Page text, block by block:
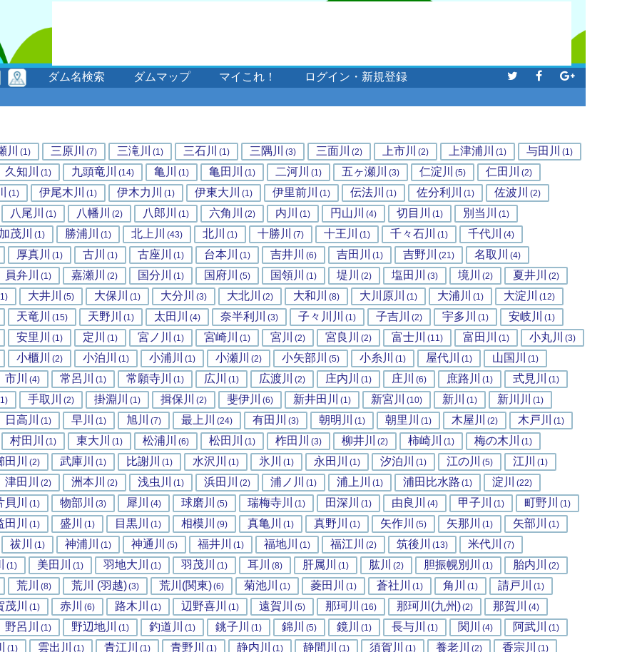
ダム名検索 ダムマップ マイこれ！ ログイン・新規登録
川 (1) 三原川 (7) 三滝川 (1) 三石川 (1) 三隅川 (3) 三面川 (2) 上市川 (2) 上津浦川 (1) 与田川 (1)
久知川 (1) 九頭竜川 (14) 亀川 (1) 亀田川 (1) 二河川 (1) 五ヶ瀬川 (3) 仁淀川 (5) 仁田川 (2)
(1) 伊尾木川 (1) 伊木力川 (1) 伊東大川 (1) 伊里前川 (1) 伝法川 (1) 佐分利川 (1) 佐波川 (2)
八尾川 (1) 八幡川 (2) 八郎川 (1) 六角川 (2) 内川 (1) 円山川 (4) 切目川 (1) 別当川 (1)
加茂川 (1) 勝浦川 (1) 北上川 (43) 北川 (1) 十勝川 (7) 十王川 (1) 千々石川 (1) 千代川 (4)
厚真川 (1) 古川 (1) 古座川 (1) 台本川 (1) 吉井川 (6) 吉田川 (1) 吉野川 (21) 名取川 (4)
員弁川 (1) 嘉瀬川 (2) 国分川 (1) 国府川 (5) 国領川 (1) 堤川 (2) 塩田川 (3) 境川 (2) 夏井川 (2)
大井川 (5) 大保川 (1) 大分川 (3) 大北川 (2) 大和川 (8) 大川原川 (1) 大浦川 (1) 大淀川 (12)
天竜川 (15) 天野川 (1) 太田川 (4) 奈半利川 (3) 子々川川 (1) 子吉川 (2) 宇多川 (1) 安岐川 (1)
安里川 (1) 定川 (1) 宮ノ川 (1) 宮崎川 (1) 宮川 (2) 宮良川 (2) 富士川 (11) 富田川 (1) 小丸川 (3)
小櫃川 (2) 小泊川 (1) 小浦川 (1) 小瀬川 (2) 小矢部川 (5) 小糸川 (1) 屋代川 (1) 山国川 (1)
市川 (4) 常呂川 (1) 常願寺川 (1) 広川 (1) 広渡川 (2) 庄内川 (1) 庄川 (6) 庶路川 (1) 式見川 (1)
手取川 (2) 掛淵川 (1) 揖保川 (2) 斐伊川 (6) 新井田川 (1) 新宮川 (10) 新川 (1) 新川川 (1)
日高川 (1) 早川 (1) 旭川 (7) 最上川 (24) 有田川 (3) 朝明川 (1) 朝里川 (1) 木屋川 (2) 木戸川 (1)
村田川 (1) 東大川 (1) 松浦川 (6) 松田川 (1) 柞田川 (3) 柳井川 (2) 柿崎川 (1) 梅の木川 (1)
田川 (2) 武庫川 (1) 比謝川 (1) 水沢川 (1) 氷川 (1) 永田川 (1) 汐泊川 (1) 江の川 (5) 江川 (1)
津田川 (2) 洲本川 (2) 浅虫川 (1) 浜田川 (2) 浦ノ川 (1) 浦上川 (1) 浦田比水路 (1) 淀川 (22)
貝川 (1) 物部川 (3) 犀川 (4) 球磨川 (5) 瑞梅寺川 (1) 田深川 (1) 由良川 (4) 甲子川 (1) 町野川 (1)
田川 (1) 盛川 (1) 目黒川 (1) 相模川 (9) 真亀川 (1) 真野川 (1) 矢作川 (5) 矢那川 (1) 矢部川 (1)
祓川 (1) 神浦川 (1) 神通川 (5) 福井川 (1) 福地川 (1) 福江川 (2) 筑後川 (13) 米代川 (7)
(1) 美田川 (1) 羽地大川 (1) 羽茂川 (1) 耳川 (8) 肝属川 (1) 肱川 (2) 胆振幌別川 (1) 胎内川 (2)
荒川 (8) 荒川 (羽越)(3) 荒川(関東)(6) 菊池川 (1) 菱田川 (1) 蒼社川 (1) 角川 (1) 請戸川 (1)
茂川 (1) 赤川 (6) 路木川 (1) 辺野喜川 (1) 遠賀川 (5) 那珂川 (16) 那珂川(九州)(2) 那賀川 (4)
野呂川 (1) 野辺地川 (1) 釣道川 (1) 銚子川 (1) 錦川 (5) 鏡川 (1) 長与川 (1) 関川 (4) 阿武川 (1)
(1) 雲出川 (1) 青江川 (1) 青野川 (1) 静内川 (1) 静間川 (1) 須賀川 (1) 養老川 (2) 香宗川 (1)